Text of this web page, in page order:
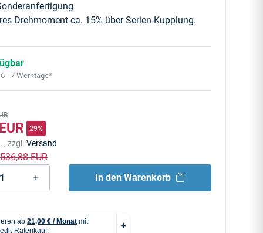
Drehmoment ca. 15% über Serien-Kupplung.
6 - 7 Werktage*
29%
, zzgl.Versand
EUR
In den Warenkorb